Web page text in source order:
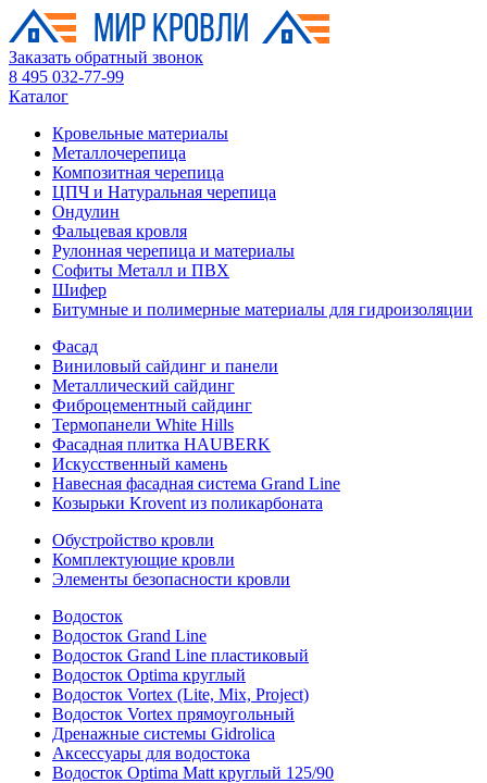
Заказать обратный звонок
8 495 032-77-99
Каталог
Кровельные материалы
Металлочерепица
Композитная черепица
ЦПЧ и Натуральная черепица
Ондулин
Фальцевая кровля
Рулонная черепица и материалы
Софиты Металл и ПВХ
Шифер
Битумные и полимерные материалы для гидроизоляции
Фасад
Виниловый сайдинг и панели
Металлический сайдинг
Фиброцементный сайдинг
Термопанели White Hills
Фасадная плитка HAUBERK
Искусственный камень
Навесная фасадная система Grand Line
Козырьки Krovent из поликарбоната
Обустройство кровли
Комплектующие кровли
Элементы безопасности кровли
Водосток
Водосток Grand Line
Водосток Grand Line пластиковый
Водосток Optima круглый
Водосток Vortex (Lite, Mix, Project)
Водосток Vortex прямоугольный
Дренажные системы Gidrolica
Аксессуары для водостока
Водосток Optima Matt круглый 125/90